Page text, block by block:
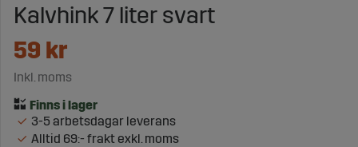
Kalvhink 7 liter svart
59 kr
Inkl. moms
3-5 arbetsdagar leverans
Alltid 69:- frakt exkl. moms